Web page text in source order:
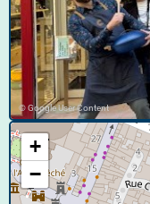
© Google User Content
+
−